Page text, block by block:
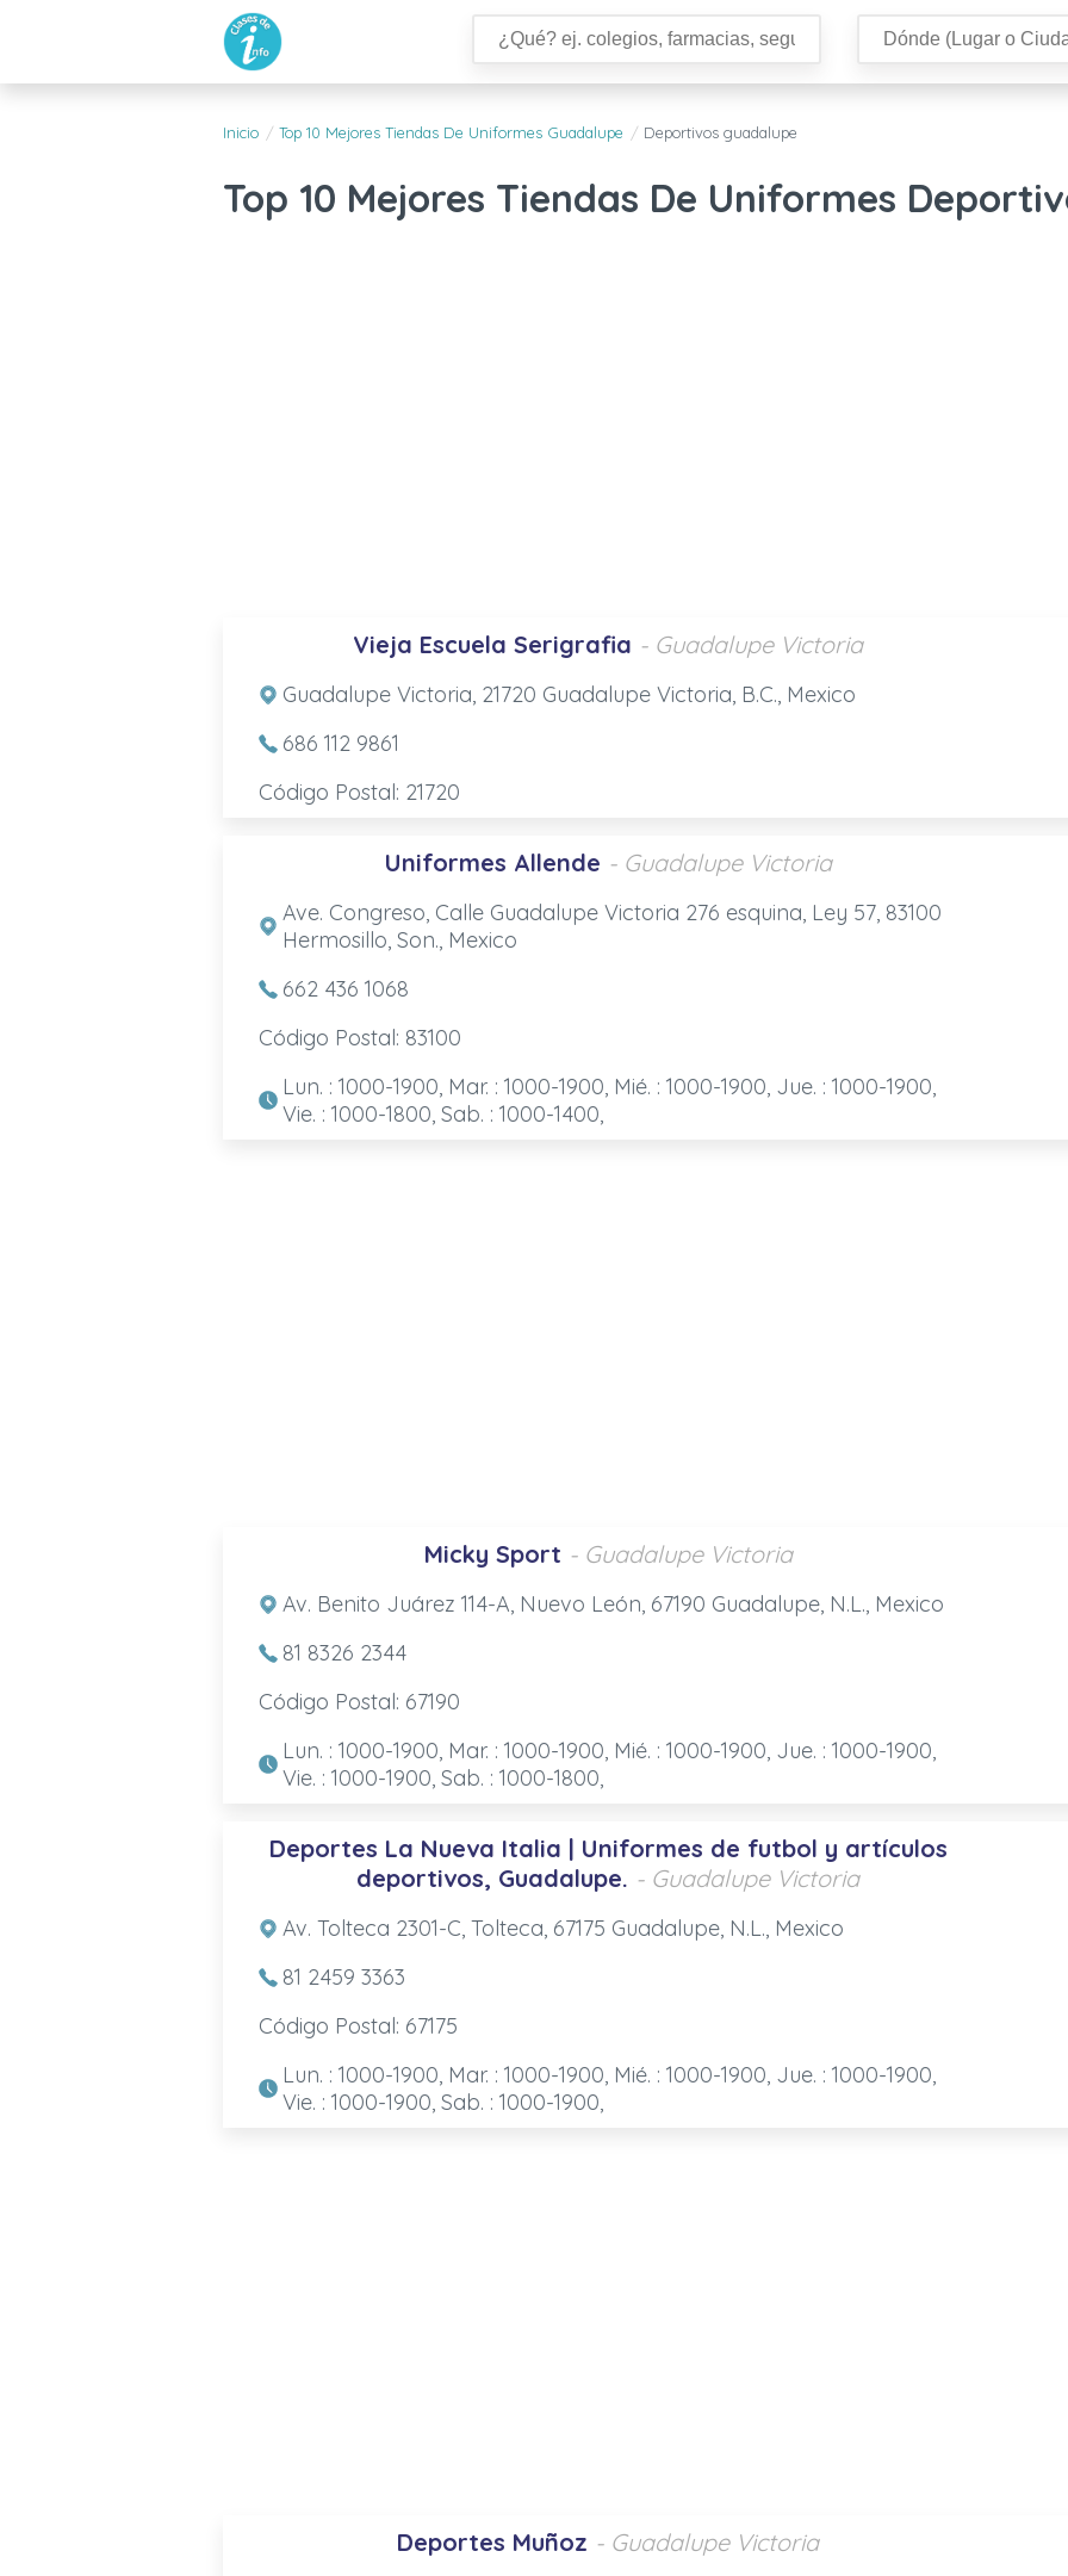
Inicio Top 10 Mejores Tiendas De Uniformes Guadalupe Deportivos guadalupe
Top 10 Mejores Tiendas De Uniformes
Vieja Escuela Serigrafia - Guadalupe Victoria
Guadalupe Victoria, 21720 Guadalupe Victoria, B.C., Mexico
686 112 9861
Código Postal: 21720
Uniformes Allende - Guadalupe Victoria
Ave. Congreso, Calle Guadalupe Victoria 276 esquina, Ley 57, 83100
Hermosillo, Son., Mexico
662 436 1068
Código Postal: 83100
Lun. : 1000-1900, Mar. : 1000-1900, Mié. : 1000-1900, Jue. : 1000-1900,
Vie. : 1000-1800, Sab. : 1000-1400,
Micky Sport - Guadalupe Victoria
Av. Benito Juárez 114-A, Nuevo León, 67190 Guadalupe, N.L., Mexico
81 8326 2344
Código Postal: 67190
Lun. : 1000-1900, Mar. : 1000-1900, Mié. : 1000-1900, Jue. : 1000-1900,
Vie. : 1000-1900, Sab. : 1000-1800,
Deportes La Nueva Italia | Uniformes de futbol y artículos
deportivos, Guadalupe. - Guadalupe Victoria
Av. Tolteca 2301-C, Tolteca, 67175 Guadalupe, N.L., Mexico
81 2459 3363
Código Postal: 67175
Lun. : 1000-1900, Mar. : 1000-1900, Mié. : 1000-1900, Jue. : 1000-1900,
Vie. : 1000-1900, Sab. : 1000-1900,
Deportes Muñoz - Guadalupe Victoria